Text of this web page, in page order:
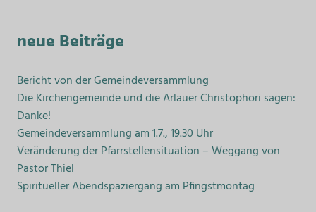
neue Beiträge
Bericht von der Gemeindeversammlung
Die Kirchengemeinde und die Arlauer Christophori sagen:
Danke!
Gemeindeversammlung am 1.7., 19.30 Uhr
Veränderung der Pfarrstellensituation – Weggang von
Pastor Thiel
Spiritueller Abendspaziergang am Pfingstmontag